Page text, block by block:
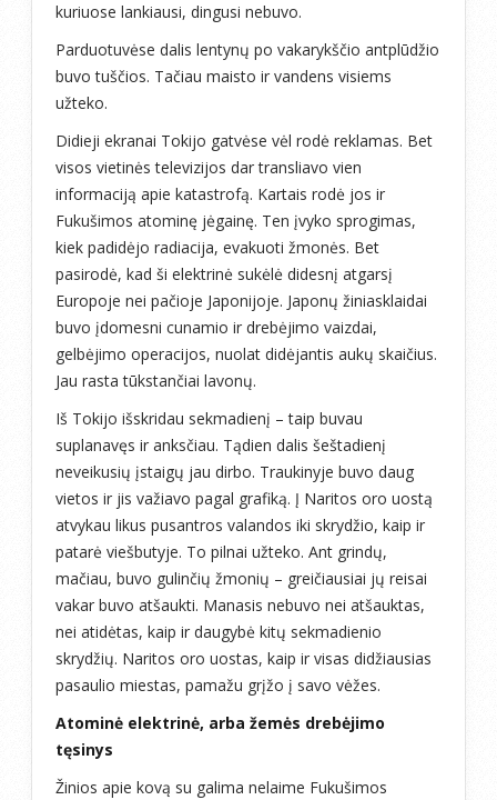
kuriuose lankiausi, dingusi nebuvo.
Parduotuvėse dalis lentynų po vakarykščio antplūdžio
buvo tuščios. Tačiau maisto ir vandens visiems
užteko.
Didieji ekranai Tokijo gatvėse vėl rodė reklamas. Bet
visos vietinės televizijos dar transliavo vien
informaciją apie katastrofą. Kartais rodė jos ir
Fukušimos atominę jėgainę. Ten įvyko sprogimas,
kiek padidėjo radiacija, evakuoti žmonės. Bet
pasirodė, kad ši elektrinė sukėlė didesnį atgarsį
Europoje nei pačioje Japonijoje. Japonų žiniasklaidai
buvo įdomesni cunamio ir drebėjimo vaizdai,
gelbėjimo operacijos, nuolat didėjantis aukų skaičius.
Jau rasta tūkstančiai lavonų.
Iš Tokijo išskridau sekmadienį – taip buvau
suplanavęs ir anksčiau. Tądien dalis šeštadienį
neveikusių įstaigų jau dirbo. Traukinyje buvo daug
vietos ir jis važiavo pagal grafiką. Į Naritos oro uostą
atvykau likus pusantros valandos iki skrydžio, kaip ir
patarė viešbutyje. To pilnai užteko. Ant grindų,
mačiau, buvo gulinčių žmonių – greičiausiai jų reisai
vakar buvo atšaukti. Manasis nebuvo nei atšauktas,
nei atidėtas, kaip ir daugybė kitų sekmadienio
skrydžių. Naritos oro uostas, kaip ir visas didžiausias
pasaulio miestas, pamažu grįžo į savo vėžes.
Atominė elektrinė, arba žemės drebėjimo
tęsinys
Žinios apie kovą su galima nelaime Fukušimos